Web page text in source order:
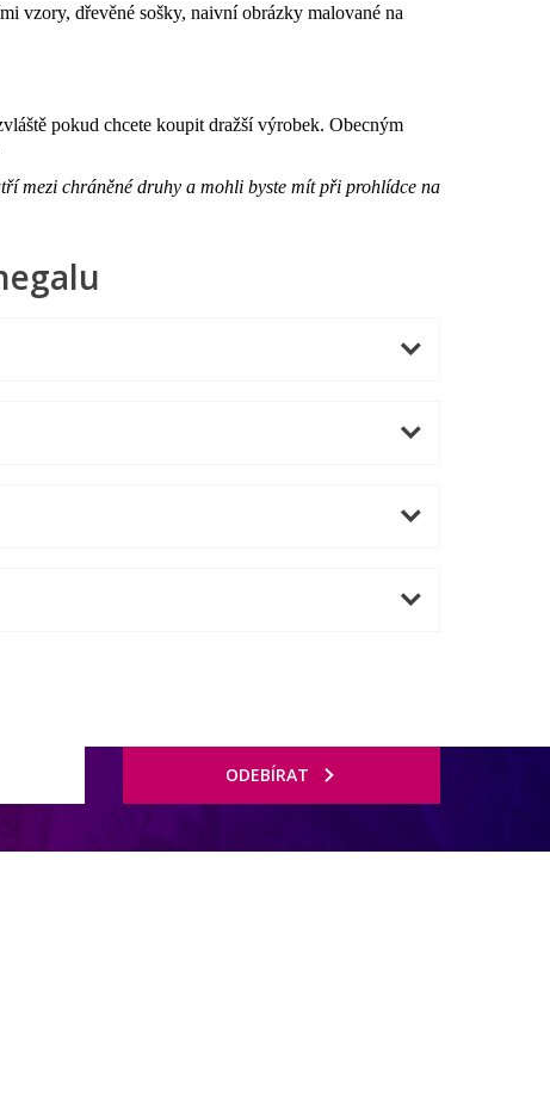
vzory, dřevěné sošky, naivní obrázky malované na
pokud chcete koupit dražší výrobek. Obecným
mezi chráněné druhy a mohli byste mít při prohlídce na
ODEBÍRAT